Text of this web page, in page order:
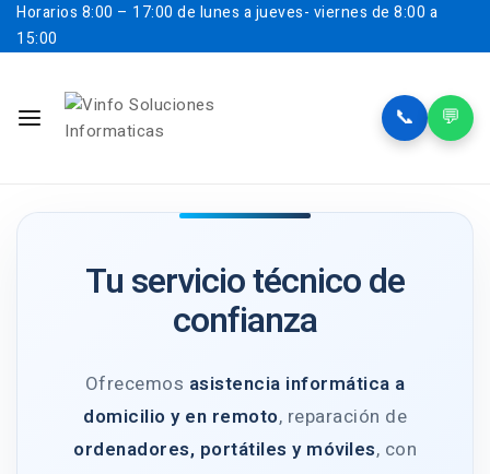
Horarios 8:00 – 17:00 de lunes a jueves- viernes de 8:00 a
15:00
📞 💬
Tu servicio técnico de
confianza
Ofrecemos asistencia informática a
domicilio y en remoto, reparación de
ordenadores, portátiles y móviles, con